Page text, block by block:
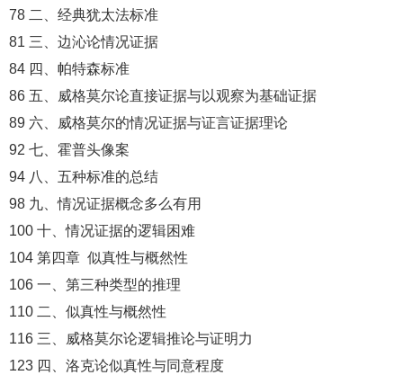
78 二、经典犹太法标准
81 三、边沁论情况证据
84 四、帕特森标准
86 五、威格莫尔论直接证据与以观察为基础证据
89 六、威格莫尔的情况证据与证言证据理论
92 七、霍普头像案
94 八、五种标准的总结
98 九、情况证据概念多么有用
100 十、情况证据的逻辑困难
104 第四章 似真性与概然性
106 一、第三种类型的推理
110 二、似真性与概然性
116 三、威格莫尔论逻辑推论与证明力
123 四、洛克论似真性与同意程度